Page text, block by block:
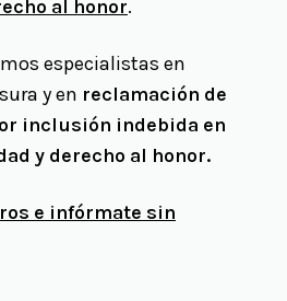
al honor.
especialistas en
y en reclamación de
inclusión indebida en
y derecho al honor.
e infórmate sin